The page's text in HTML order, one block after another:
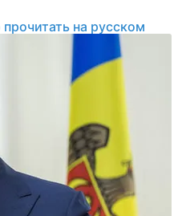
на русском